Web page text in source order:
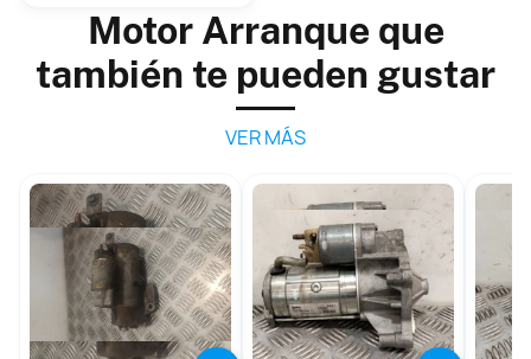
Motor Arranque que
también te pueden gustar
VER MÁS